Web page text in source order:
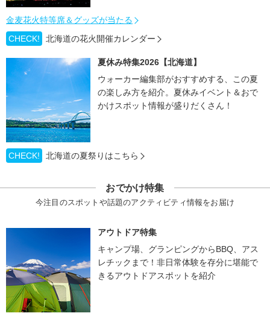
金麦花火特等席＆グッズが当たる
CHECK!
北海道の花火開催カレンダー
夏休み特集2026【北海道】
ウォーカー編集部がおすすめする、この夏
の楽しみ方を紹介。夏休みイベント＆おで
かけスポット情報が盛りだくさん！
CHECK! 北海道の夏祭りはこちら
おでかけ特集
今注目のスポットや話題のアクティビティ情報をお届け
アウトドア特集
キャンプ場、グランピングからBBQ、アス
レチックまで！非日常体験を存分に堪能で
きるアウトドアスポットを紹介